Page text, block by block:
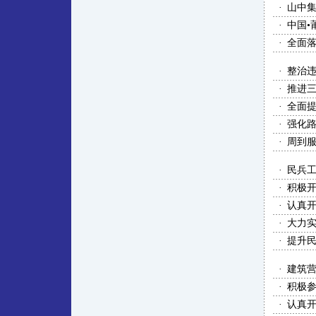
·
山中
· 中国•
· 全面
· 整治
· 推进
· 全面
· 强化
·
周到
·
民兵
· 积极
· 认真
·
大力
· 提升
· 建筑
· 积极
· 认真